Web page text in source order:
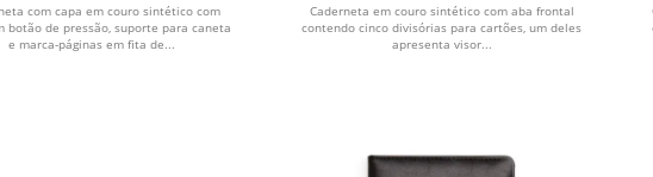
com capa em couro sintético com
botão de pressão, suporte para caneta
e marca-páginas em fita de...
Caderneta em couro sintético com aba frontal
contendo cinco divisórias para cartões, um deles
apresenta visor...